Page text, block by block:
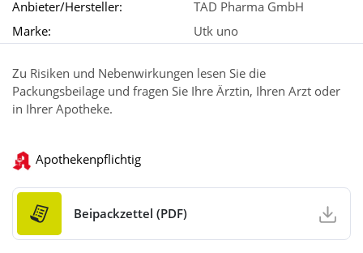
Anbieter/Hersteller:
TAD Pharma GmbH
Marke:
Utk uno
Zu Risiken und Nebenwirkungen lesen Sie die
Packungsbeilage und fragen Sie Ihre Ärztin, Ihren Arzt oder
in Ihrer Apotheke.
Apothekenpflichtig
Beipackzettel (PDF)